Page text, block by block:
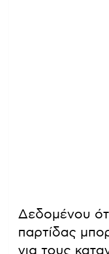
Δεδομένου
παρτίδας
για τους